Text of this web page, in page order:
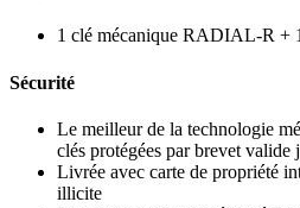
1 clé mécanique RADIAL-R +
Sécurité
Le meilleur de la technologie
clés protégées par brevet valide
Livrée avec carte de propriété
illicite